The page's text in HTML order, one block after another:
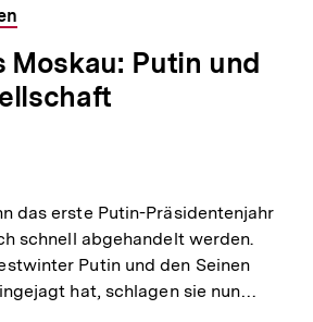
Moskau: Putin und
das erste Putin-Präsidentenjahr
schnell abgehandelt werden.
Putin und den Seinen
hat, schlagen sie nun…